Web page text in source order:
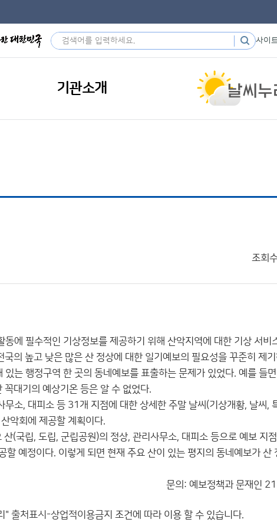
사이
기관소개
조회
에 필수적인 기상정보를 제공하기 위해 산악지역에 대한 기상 서비
의 높고 낮은 많은 산 정상에 대한 일기예보의 필요성을 꾸준히 제
는 행정구역 한 곳의 동네예보를 표출하는 문제가 있었다. 예를 들면
대기의 예상기온 등은 알 수 없었다.
소, 대피소 등 31개 지점에 대한 상세한 주말 날씨(기상개황, 날씨,
악회에 제공할 계획이다.
국립, 도립, 군립공원)의 정상, 관리사무소, 대피소 등으로 예보 지
예정이다. 이렇게 되면 현재 주요 산이 있는 평지의 동네예보가 산
문의: 예보정책과 문재인
" 출처표시-상업적이용금지 조건에 따라 이용 할 수 있습니다.